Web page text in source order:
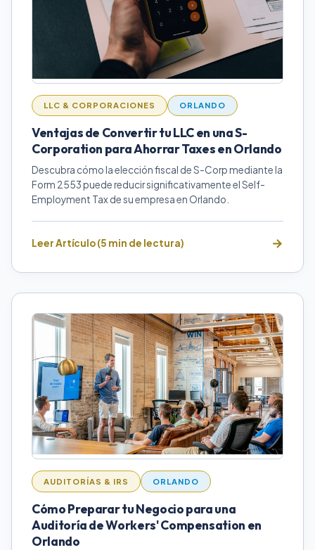
LLC & CORPORACIONES ORLANDO
Ventajas de Convertir tu LLC en una S-
Corporation para Ahorrar Taxes en Orlando
Descubra cómo la elección fiscal de S-Corp mediante la
Form 2553 puede reducir significativamente el Self-
Employment Tax de su empresa en Orlando.
Leer Artículo (5 min de lectura)
AUDITORÍAS & IRS ORLANDO
Cómo Preparar tu Negocio para una
Auditoría de Workers' Compensation en
Orlando